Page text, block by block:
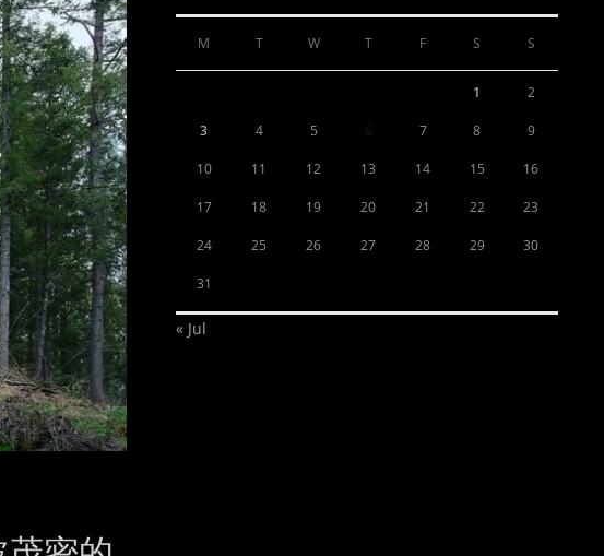
M T W T F S S
1 2
3 4 5 7 8 9
10 11 12 13 14 15 16
17 18 19 20 21 22 23
24 25 26 27 28 29 30
31
« Jul